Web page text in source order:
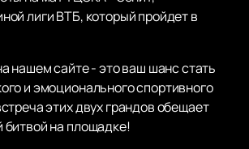
лиги ВТБ, который пройдет в
нашем сайте - это ваш шанс стать
и эмоционального спортивного
этих двух грандов обещает
на площадке!